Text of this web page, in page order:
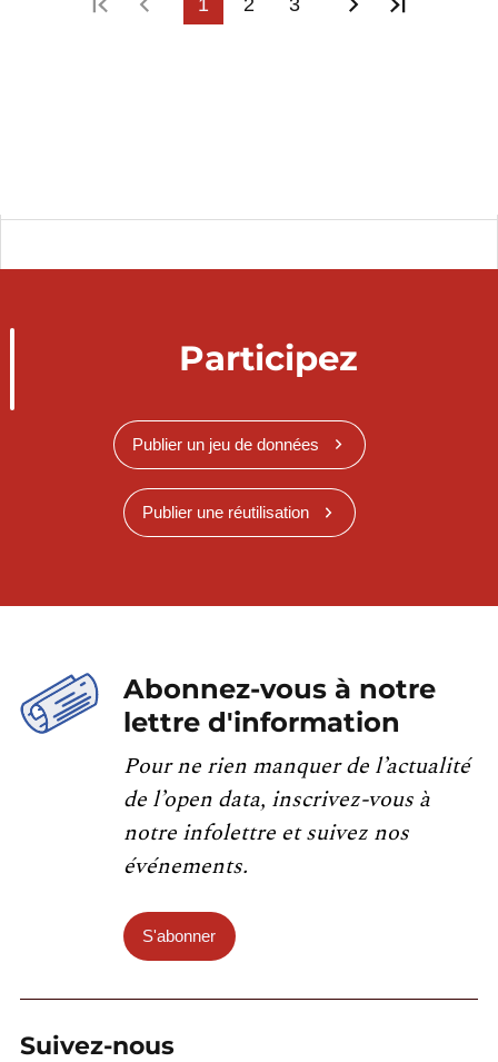
Première page
Page précédente
1 2 3 Page
Participez
Publier un jeu de données
Publier une réutilisation
Abonnez-vous à notre
lettre d'information
Pour ne rien manquer de l’actualité
de l’open data, inscrivez-vous à
notre infolettre et suivez nos
événements.
S'abonner
Suivez-nous